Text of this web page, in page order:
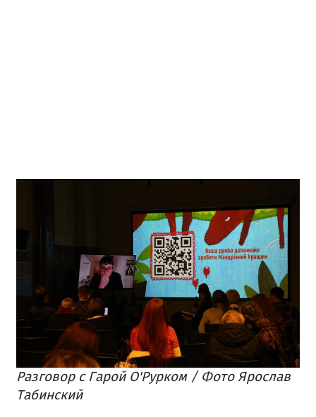
Разговор с Гарой О'Рурком / Фото Ярослав
Табинский